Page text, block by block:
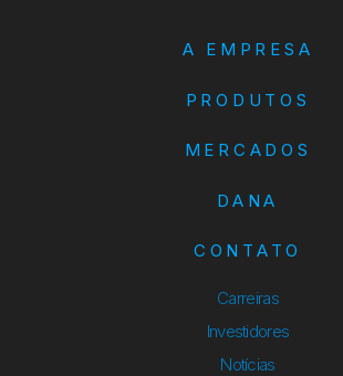
A EMPRESA
PRODUTOS
MERCADOS
DANA
CONTATO
Carreiras
Investidores
Notícias